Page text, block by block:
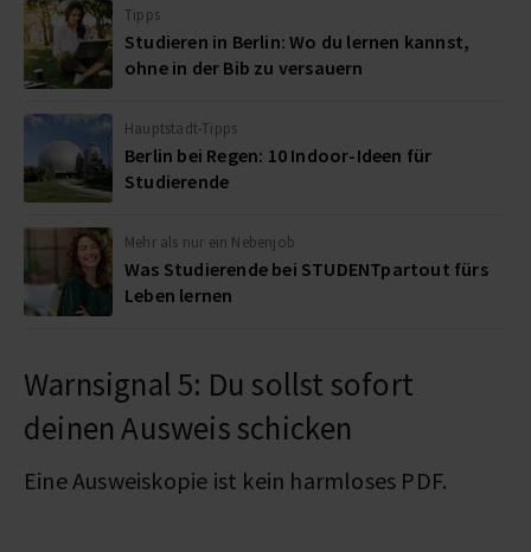
Tipps
Studieren in Berlin: Wo du lernen kannst,
ohne in der Bib zu versauern
Hauptstadt-Tipps
Berlin bei Regen: 10 Indoor-Ideen für
Studierende
Mehr als nur ein Nebenjob
Was Studierende bei STUDENTpartout fürs
Leben lernen
Warnsignal 5: Du sollst sofort
deinen Ausweis schicken
Eine Ausweiskopie ist kein harmloses PDF.